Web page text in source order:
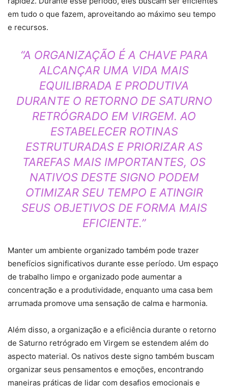
em tudo o que fazem, aproveitando ao máximo seu tempo
e recursos.
“A ORGANIZAÇÃO É A CHAVE PARA
ALCANÇAR UMA VIDA MAIS
EQUILIBRADA E PRODUTIVA
DURANTE O RETORNO DE SATURNO
RETRÓGRADO EM VIRGEM. AO
ESTABELECER ROTINAS
ESTRUTURADAS E PRIORIZAR AS
TAREFAS MAIS IMPORTANTES, OS
NATIVOS DESTE SIGNO PODEM
OTIMIZAR SEU TEMPO E ATINGIR
SEUS OBJETIVOS DE FORMA MAIS
EFICIENTE.”
Manter um ambiente organizado também pode trazer
benefícios significativos durante esse período. Um espaço
de trabalho limpo e organizado pode aumentar a
concentração e a produtividade, enquanto uma casa bem
arrumada promove uma sensação de calma e harmonia.
Além disso, a organização e a eficiência durante o retorno
de Saturno retrógrado em Virgem se estendem além do
aspecto material. Os nativos deste signo também buscam
organizar seus pensamentos e emoções, encontrando
maneiras práticas de lidar com desafios emocionais e